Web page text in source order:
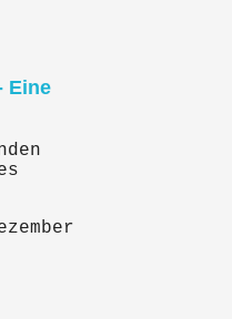
Eine